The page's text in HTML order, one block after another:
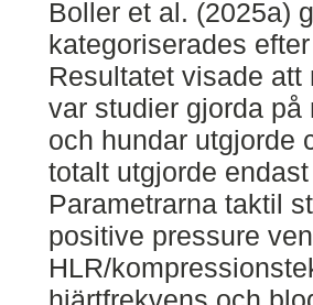
Boller et al. (2025a)
kategoriserades
Resultatet visade
var studier gjorda på
och hundar utgjorde
totalt utgjorde
Parametrarna taktil
positive pressure
HLR/